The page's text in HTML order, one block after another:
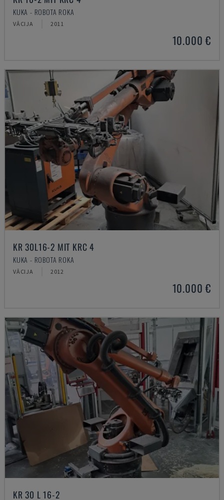
KUKA - ROBOTA ROKA
VĀCIJA 2011
10.000 €
KR 30L16-2 MIT KRC 4
KUKA - ROBOTA ROKA
VĀCIJA 2012
10.000 €
KR 30 L 16-2